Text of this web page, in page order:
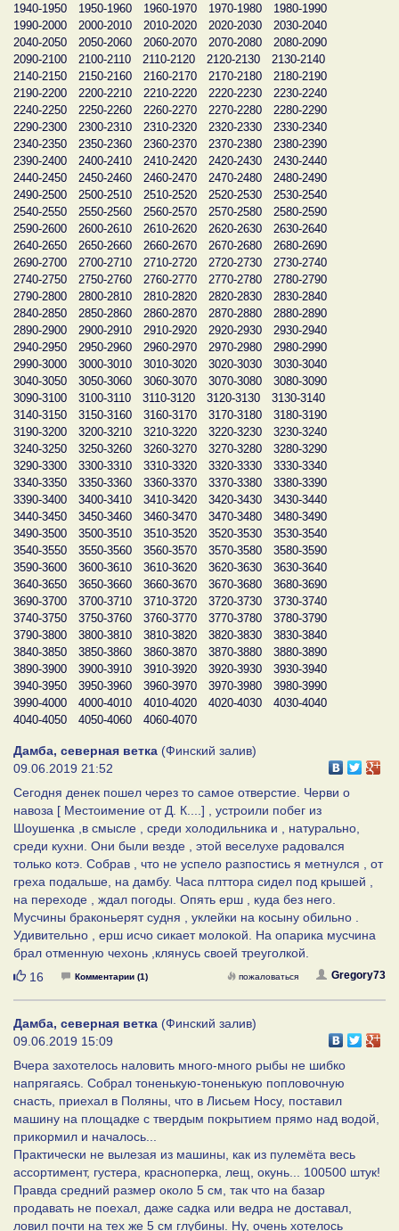
1940-1950
1950-1960 1960-1970 1970-1980
1980-1990
1990-2000
2000-2010 2010-2020 2020-2030
2030-2040
2040-2050
2050-2060 2060-2070 2070-2080
2080-2090
2090-2100
2100-2110 2110-2120 2120-2130
2130-2140
2140-2150
2150-2160 2160-2170 2170-2180
2180-2190
2190-2200
2200-2210 2210-2220 2220-2230
2230-2240
2240-2250
2250-2260 2260-2270 2270-2280
2280-2290
2290-2300
2300-2310 2310-2320 2320-2330
2330-2340
2340-2350
2350-2360 2360-2370 2370-2380
2380-2390
2390-2400
2400-2410 2410-2420 2420-2430
2430-2440
2440-2450
2450-2460 2460-2470 2470-2480
2480-2490
2490-2500
2500-2510 2510-2520 2520-2530
2530-2540
2540-2550
2550-2560 2560-2570 2570-2580
2580-2590
2590-2600
2600-2610 2610-2620 2620-2630
2630-2640
2640-2650
2650-2660 2660-2670 2670-2680
2680-2690
2690-2700
2700-2710 2710-2720 2720-2730
2730-2740
2740-2750
2750-2760 2760-2770 2770-2780
2780-2790
2790-2800
2800-2810 2810-2820 2820-2830
2830-2840
2840-2850
2850-2860 2860-2870 2870-2880
2880-2890
2890-2900
2900-2910 2910-2920 2920-2930
2930-2940
2940-2950
2950-2960 2960-2970 2970-2980
2980-2990
2990-3000
3000-3010 3010-3020 3020-3030
3030-3040
3040-3050
3050-3060 3060-3070 3070-3080
3080-3090
3090-3100
3100-3110 3110-3120 3120-3130
3130-3140
3140-3150
3150-3160 3160-3170 3170-3180
3180-3190
3190-3200
3200-3210 3210-3220 3220-3230
3230-3240
3240-3250
3250-3260 3260-3270 3270-3280
3280-3290
3290-3300
3300-3310 3310-3320 3320-3330
3330-3340
3340-3350
3350-3360 3360-3370 3370-3380
3380-3390
3390-3400
3400-3410 3410-3420 3420-3430
3430-3440
3440-3450
3450-3460 3460-3470 3470-3480
3480-3490
3490-3500
3500-3510 3510-3520 3520-3530
3530-3540
3540-3550
3550-3560 3560-3570 3570-3580
3580-3590
3590-3600
3600-3610 3610-3620 3620-3630
3630-3640
3640-3650
3650-3660 3660-3670 3670-3680
3680-3690
3690-3700
3700-3710 3710-3720 3720-3730
3730-3740
3740-3750
3750-3760 3760-3770 3770-3780
3780-3790
3790-3800
3800-3810 3810-3820 3820-3830
3830-3840
3840-3850
3850-3860 3860-3870 3870-3880
3880-3890
3890-3900
3900-3910 3910-3920 3920-3930
3930-3940
3940-3950
3950-3960 3960-3970 3970-3980
3980-3990
3990-4000
4000-4010 4010-4020 4020-4030
4030-4040
4040-4050
4050-4060 4060-4070
Дамба, северная ветка (Финский залив)
09.06.2019 21:52
Сегодня денек пошел через то самое отверстие. Черви о
навоза [ Местоимение от Д. К....] , устроили побег из
Шоушенка ,в смысле , среди холодильника и , натурально,
среди кухни. Они были везде , этой веселухе радовался
только котэ. Собрав , что не успело разпостись я метнулся , от
греха подальше, на дамбу. Часа плттора сидел под крышей ,
на переходе , ждал погоды. Опять ерш , куда без него.
Мусчины браконьерят судня , уклейки на косыну обильно .
Удивительно , ерш исчо сикает молокой. На опарика мусчина
брал отменную чехонь ,клянусь своей треуголкой.
Нравится
16 Комментарии (1) Gregory73
пожаловаться
Дамба, северная ветка (Финский залив)
09.06.2019 15:09
Вчера захотелось наловить много-много рыбы не шибко
напрягаясь. Собрал тоненькую-тоненькую попловочную
снасть, приехал в Поляны, что в Лисьем Носу, поставил
машину на площадке с твердым покрытием прямо над водой,
прикормил и началось...
Практически не вылезая из машины, как из пулемёта весь
ассортимент, густера, красноперка, лещ, окунь... 100500 штук!
Правда средний размер около 5 см, так что на базар
продавать не поехал, даже садка или ведра не доставал,
ловил почти на тех же 5 см глубины. Ну, очень хотелось